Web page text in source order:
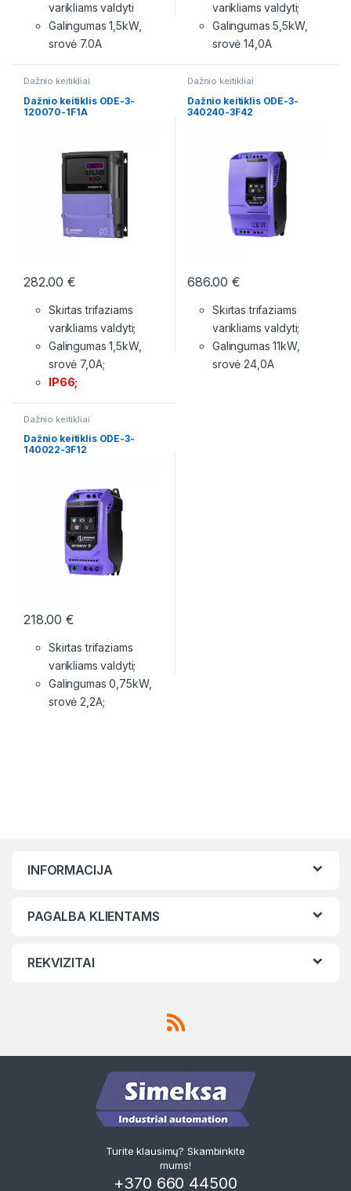
varikliams valdyti
Galingumas 1,5kW,
srovė 7.0A
varikliams valdyti;
Galingumas 5,5kW,
srovė 14,0A
Dažnio keitikliai
Dažnio keitiklis ODE-3-
120070-1F1A
282.00€
Skirtas trifaziams
varikliams valdyti;
Galingumas 1,5kW,
srovė 7,0A;
IP66;
Dažnio keitikliai
Dažnio keitiklis ODE-3-
340240-3F42
686.00€
Skirtas trifaziams
varikliams valdyti;
Galingumas 11kW,
srovė 24,0A
Dažnio keitikliai
Dažnio keitiklis ODE-3-
140022-3F12
218.00€
Skirtas trifaziams
varikliams valdyti;
Galingumas 0,75kW,
srovė 2,2A;
INFORMACIJA
PAGALBA KLIENTAMS
REKVIZITAI
Turite klausimų? Skambinkite
mums!
+370 660 44500